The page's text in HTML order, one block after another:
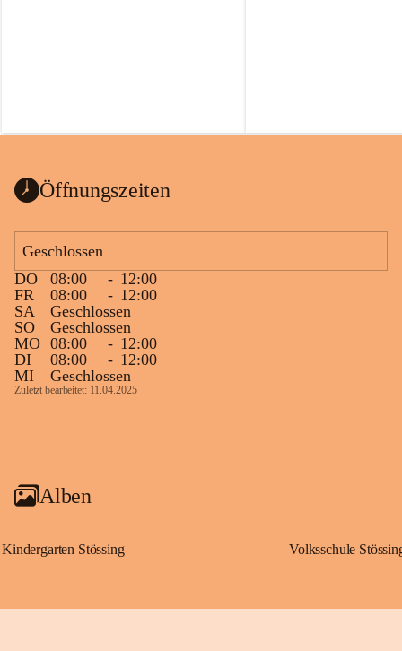
Öffnungszeiten
Geschlossen
DO
08:00 - 12:00
FR
08:00 - 12:00
SA
Geschlossen
SO
Geschlossen
MO 08:00 - 12:00
DI
08:00 - 12:00
MI
Geschlossen
Zuletzt bearbeitet: 11.04.2025
Alben
Kindergarten Stössing Volksschule